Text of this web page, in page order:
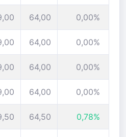
64,00 0,00%
64,00 0,00%
64,00 0,00%
64,00 0,00%
64,50 0,78%